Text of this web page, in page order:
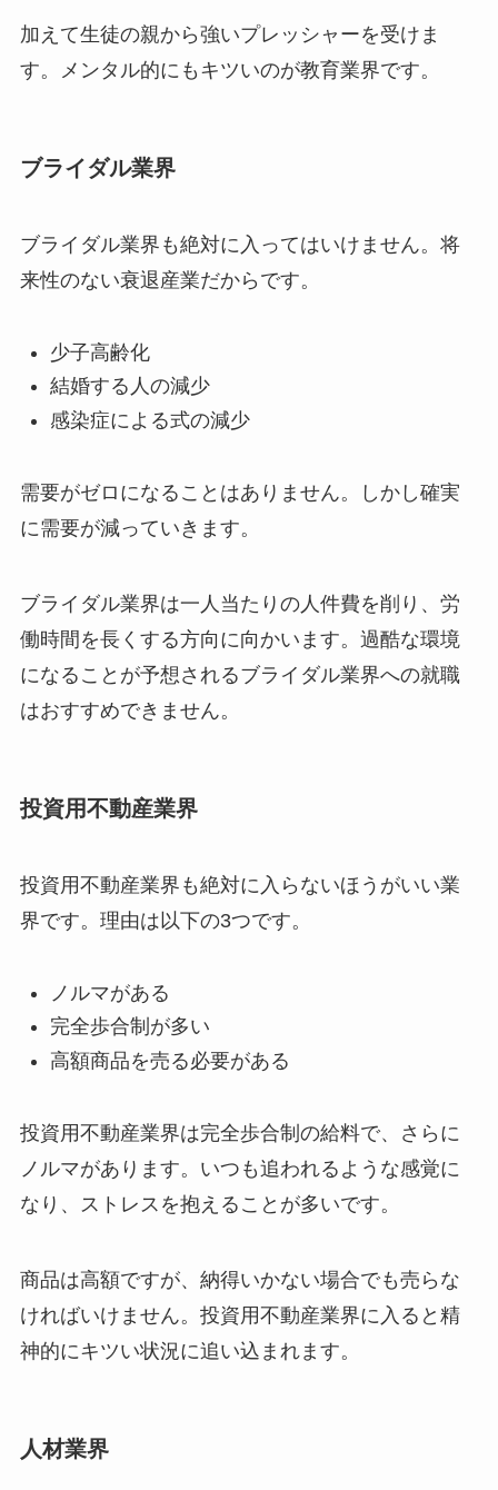
加えて生徒の親から強いプレッシャーを受けま
す。メンタル的にもキツいのが教育業界です。
ブライダル業界
ブライダル業界も絶対に入ってはいけません。将
来性のない衰退産業だからです。
少子高齢化
結婚する人の減少
感染症による式の減少
需要がゼロになることはありません。しかし確実
に需要が減っていきます。
ブライダル業界は一人当たりの人件費を削り、労
働時間を長くする方向に向かいます。過酷な環境
になることが予想されるブライダル業界への就職
はおすすめできません。
投資用不動産業界
投資用不動産業界も絶対に入らないほうがいい業
界です。理由は以下の3つです。
ノルマがある
完全歩合制が多い
高額商品を売る必要がある
投資用不動産業界は完全歩合制の給料で、さらに
ノルマがあります。いつも追われるような感覚に
なり、ストレスを抱えることが多いです。
商品は高額ですが、納得いかない場合でも売らな
ければいけません。投資用不動産業界に入ると精
神的にキツい状況に追い込まれます。
人材業界